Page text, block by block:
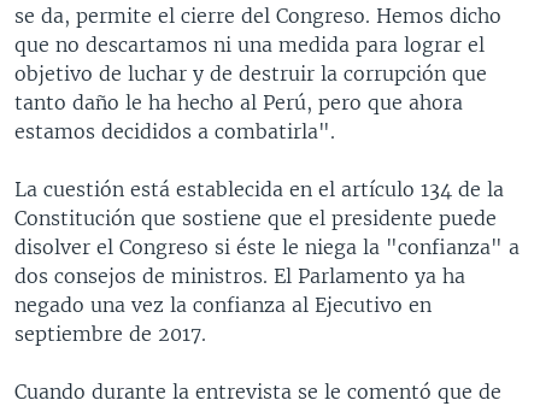
se da, permite el cierre del Congreso. Hemos dicho
que no descartamos ni una medida para lograr el
objetivo de luchar y de destruir la corrupción que
tanto daño le ha hecho al Perú, pero que ahora
estamos decididos a combatirla".
La cuestión está establecida en el artículo 134 de la
Constitución que sostiene que el presidente puede
disolver el Congreso si éste le niega la "confianza" a
dos consejos de ministros. El Parlamento ya ha
negado una vez la confianza al Ejecutivo en
septiembre de 2017.
Cuando durante la entrevista se le comentó que de